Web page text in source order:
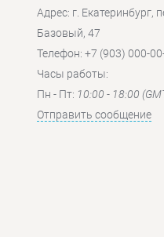
Адрес: г. Екатеринбург,
Базовый, 47
Телефон: +7 (903) 000-
Часы работы:
Пн - Пт: 10:00 - 18:00
Отправить сообщение